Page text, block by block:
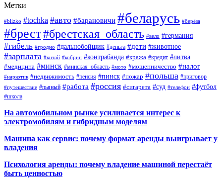
Метки
#blizko #tochka #авто #барановичи #беларусь #берёза
#брест#брестская_область #вело #германия
#гибель #гродно #дальнобойщик #деньга #дети #животное
#зарплата #китай #кобрин #контрабанда #кража #кредит #литва
#медицина #минск #минская_область #мото #мошенничество #налог
#наркотик #недвижимость #пенсия #пинск #пожар #польша #приговор
#путешествие #пьяный #работа #россия #сигарета #суд #телефон #футбол
#школа
На автомобильном рынке усиливается интерес к
электромобилям и гибридным моделям
Машина как сервис: почему формат аренды выигрывает у
владения
Психология аренды: почему владение машиной перестаёт
быть ценностью